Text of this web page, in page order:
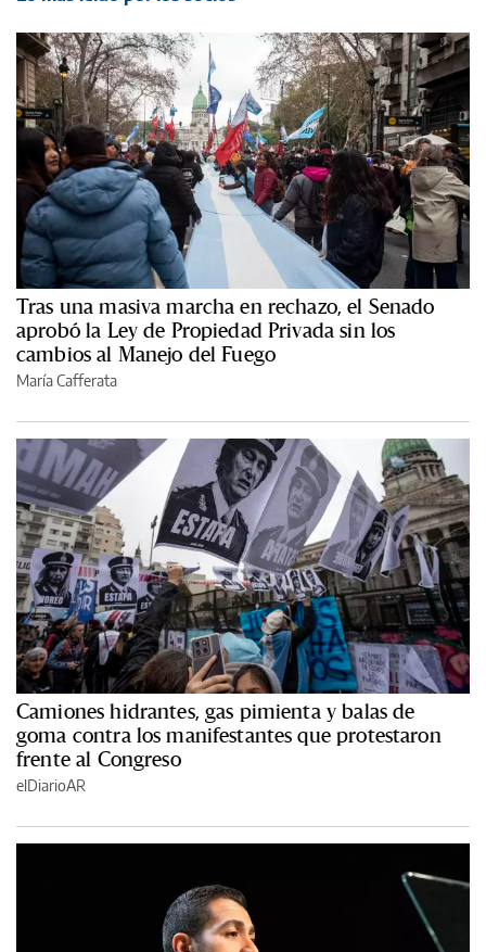
Tras una masiva marcha en rechazo, el Senado
aprobó la Ley de Propiedad Privada sin los
cambios al Manejo del Fuego
María Cafferata
Camiones hidrantes, gas pimienta y balas de
goma contra los manifestantes que protestaron
frente al Congreso
elDiarioAR